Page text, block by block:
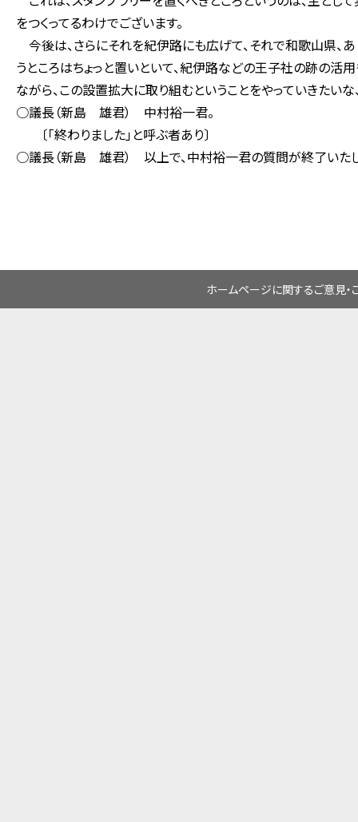
をつくってるわけでございます。
今後は、さらにそれを紀伊路にも広げて、それで和歌山県、
うところはちょっと置いといて、紀伊路などの王子社の跡の
ながら、この設置拡大に取り組むということをやっていきたいな
○議長（新島 雄君） 中村裕一君。
〔「終わりました」と呼ぶ者あり〕
○議長（新島 雄君） 以上で、中村裕一君の質問が終了いたし
ホームページに関するご意見・